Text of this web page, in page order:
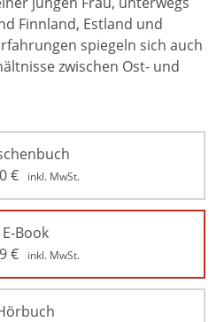
Finnland, Estland und
spiegeln sich auch
zwischen Ost- und
€ inkl. MwSt.
E-Book
€ inkl. MwSt.